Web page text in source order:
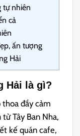
tự nhiên
cả
ấn tượng
Hải
Hải là gì?
thoa đầy cảm
Tây Ban Nha,
kế quán cafe,